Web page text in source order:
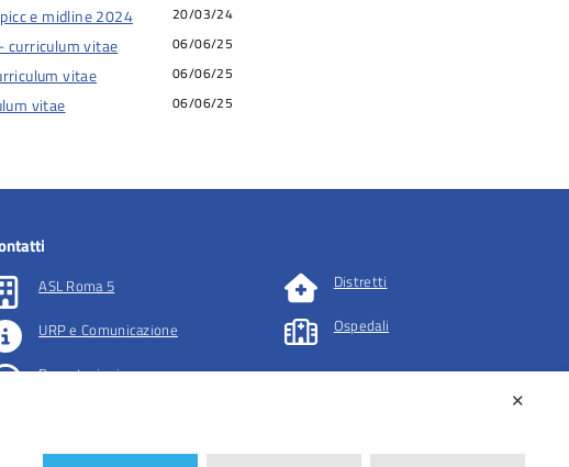
picc e midline 2024 20/03/24
curriculum vitae 06/06/25
vitae 06/06/25
vitae 06/06/25
ASL Roma 5
URP e Comunicazione
Prenotazioni
Distretti
Ospedali
✕